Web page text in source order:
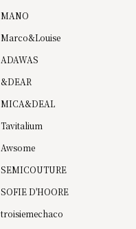
MANO
Marco&Louise
ADAWAS
&DEAR
MICA&DEAL
Tavitalium
Awsome
SEMICOUTURE
SOFIE D'HOORE
troisiemechaco